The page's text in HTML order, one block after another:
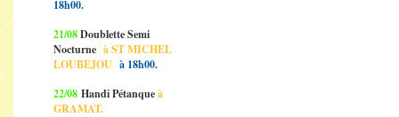
18h00.
21/08Doublette Semi
Nocturne à ST MICHEL
LOUBEJOU à 18h00.
22/08 Handi Pétanqueà
GRAMAT.